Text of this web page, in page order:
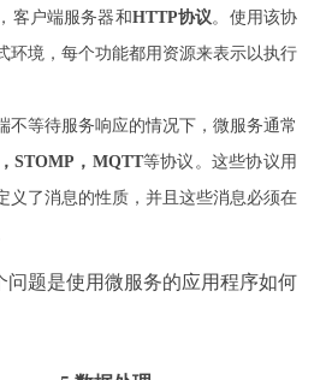
客户端服务器和HTTP协议。 使用该协
环境，每个功能都用资源来表示以执行
不等待服务响应的情况下，微服务通常
STOMP，MQTT等协议 。 这些协议用
义了消息的性质，并且这些消息必须在
问题是使用微服务的应用程序如何